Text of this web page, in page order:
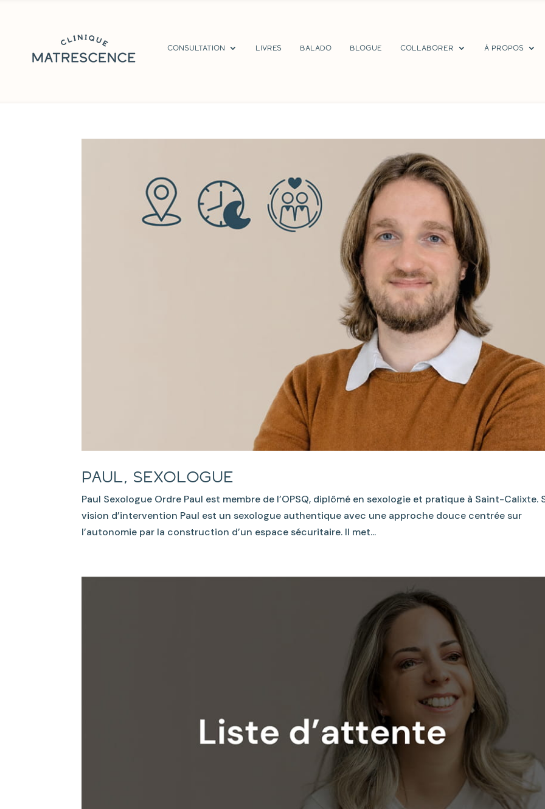
Consultation Livres Balado Blogue Collaborer À propos
Paul, sexologue
Paul Sexologue Ordre Paul est membre de l’OPSQ, diplômé en sexologie et pratique à Saint-Calixte.
vision d’intervention Paul est un sexologue authentique avec une approche douce centrée sur
l’autonomie par la construction d’un espace sécuritaire. Il met...